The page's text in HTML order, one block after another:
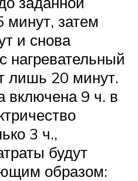
минут, затем
и снова
нагревательный
лишь 20 минут.
включена 9 ч. в
3 ч.,
будут
образом: